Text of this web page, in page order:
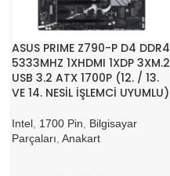
ASUS PRIME Z790-P D4 DDR4
5333MHZ 1XHDMI 1XDP 3XM.2
USB 3.2 ATX 1700P (12. / 13.
VE 14. NESİL İŞLEMCİ UYUMLU)
Intel 1700 Pin
Bilgisayar
Parçaları Anakart